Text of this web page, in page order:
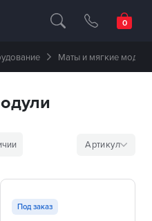
спортивне обладнання
Маты и мягкие модули
Артикул
Под заказ